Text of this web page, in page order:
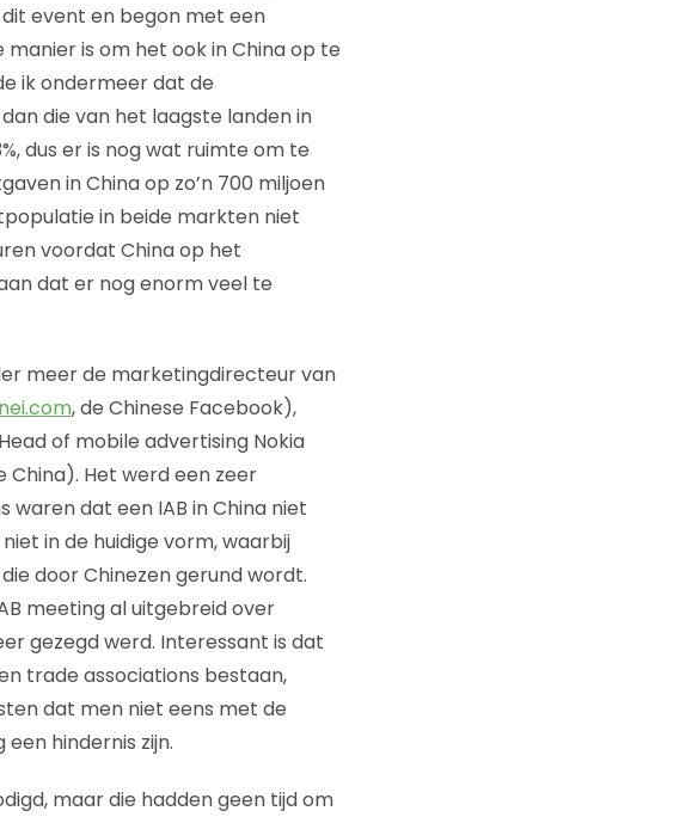
event en begon met een
is om het ook in China op te
ik ondermeer dat de
die van het laagste landen in
dus er is nog wat ruimte om te
in China op zo’n 700 miljoen
in beide markten niet
voordat China op het
dat er nog enorm veel te
meer de marketingdirecteur van
, de Chinese Facebook),
of mobile advertising Nokia
China). Het werd een zeer
waren dat een IAB in China niet
in de huidige vorm, waarbij
door Chinezen gerund wordt.
meeting al uitgebreid over
gezegd werd. Interessant is dat
trade associations bestaan,
dat men niet eens met de
hindernis zijn.
maar die hadden geen tijd om